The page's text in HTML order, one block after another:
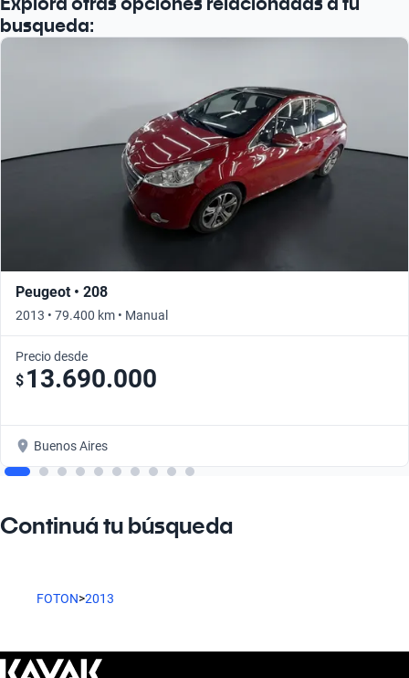
busqueda:
Peugeot • 208
2013 • 79.400 km • Manual
Precio desde
$ 13.690.000
Buenos Aires
Continuá tu búsqueda
FOTON>2013